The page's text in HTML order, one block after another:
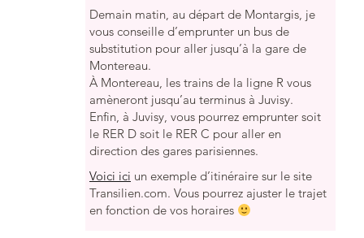
Demain matin, au départ de Montargis, je
vous conseille d’emprunter un bus de
substitution pour aller jusqu’à la gare de
Montereau.
À Montereau, les trains de la ligne R vous
amèneront jusqu’au terminus à Juvisy.
Enfin, à Juvisy, vous pourrez emprunter soit
le RER D soit le RER C pour aller en
direction des gares parisiennes.
Voici ici un exemple d’itinéraire sur le site
Transilien.com. Vous pourrez ajuster le trajet
en fonction de vos horaires